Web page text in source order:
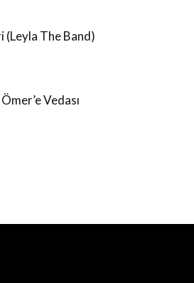
The Band)
Vedası